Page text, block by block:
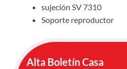
sujeción SV 7310
Soporte reproductor
Alta Boletín Casa